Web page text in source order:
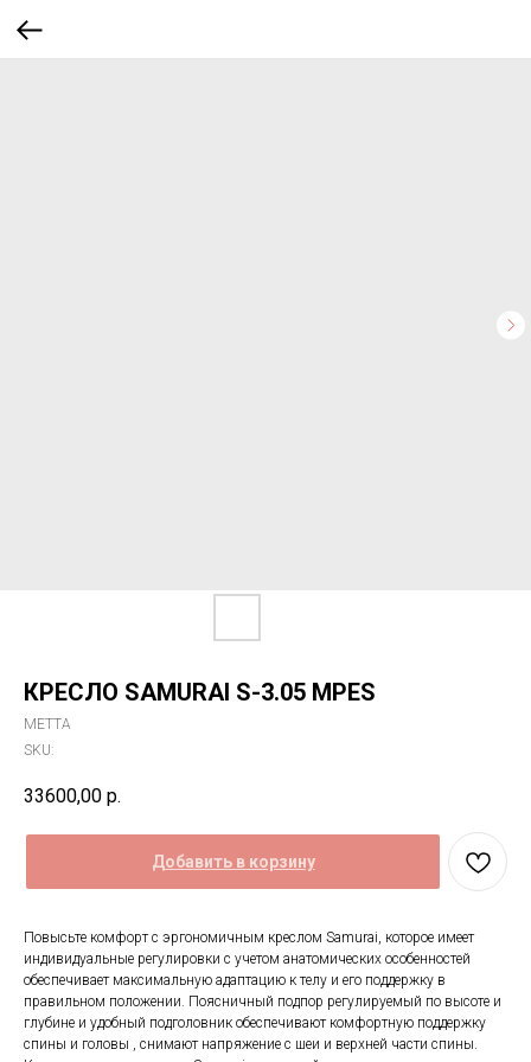
КРЕСЛО SAMURAI S-3.05 MPES
МЕТТА
SKU:
33600,00 р.
Добавить в корзину
Повысьте комфорт с эргономичным креслом Samurai, которое имеет
индивидуальные регулировки с учетом анатомических особенностей
обеспечивает максимальную адаптацию к телу и его поддержку в
правильном положении. Поясничный подпор регулируемый по высоте и
глубине и удобный подголовник обеспечивают комфортную поддержку
спины и головы , снимают напряжение с шеи и верхней части спины.